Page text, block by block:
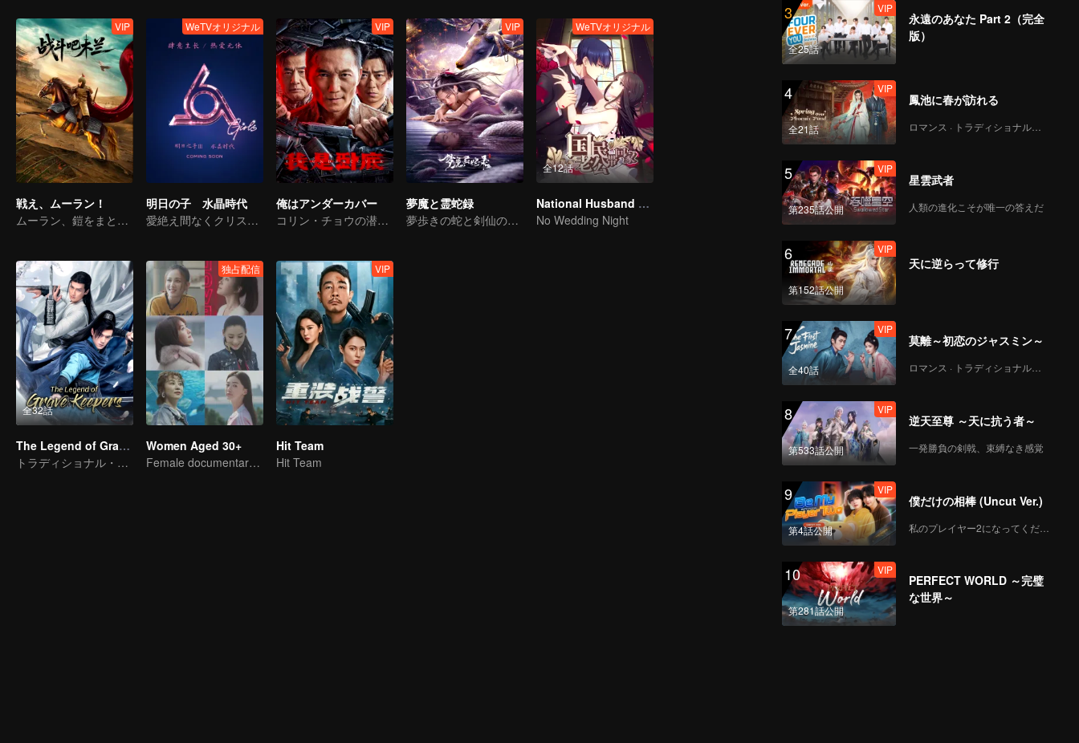
WeTV's
accomplishment and
Get to know WeTV
more deeply | WeTV
Always More 2024
Xing Fei & Xing
Zhaolin's fun time
with the fans | WeTV
Drama | WeTV Always
Upcoming Title: My
Girl | WeTV Always
More 2024
Si Gemas TerWOW:
Xing Fei | WeTV
Always More 2024
Pasutri TerWOW:
Prilly Latuconsina &
Reza Rahadian |
Pasangan TerWOW:
Angga Yunanda &
Syifa Hadju | WeTV
VIP
戦え、ムーラン！
ムーラン、鎧をまとい再び戦場へ、そして大混乱を巻き起こす
WeTVオリジナル
明日の子 水晶時代
愛絶え間なくクリスタル時代を切り開く
VIP
俺はアンダーカバー
コリン・チョウの潜入戦争
VIP
夢魔と霊蛇録
夢歩きの蛇と剣仙の過去
全12話
WeTVオリジナル
National Husband Bring Home SS1
No Wedding Night
全32話
The Legend of Grave Keepers
トラディショナル・コスチューム · ロマンス · ストーリー
独占配信
Women Aged 30+
Female documentary talk show
VIP
Hit Team
Hit Team
3
全25話
VIP
永遠のあなた Part 2（完全
版）
4
全21話
VIP
鳳池に春が訪れる
ロマンス · トラディショナル・コスチューム
5
第235話公開
VIP
星雲武者
人類の進化こそが唯一の答えだ
6
第152話公開
VIP
天に逆らって修行
7
全40話
VIP
莫離～初恋のジャスミン～
ロマンス · トラディショナル・コスチューム
8
第533話公開
VIP
逆天至尊 ～天に抗う者～
一発勝負の剣戟、束縛なき感覚
9
第4話公開
VIP
僕だけの相棒 (Uncut Ver.)
私のプレイヤー2になってください
10
第281話公開
VIP
PERFECT WORLD ～完璧
な世界～